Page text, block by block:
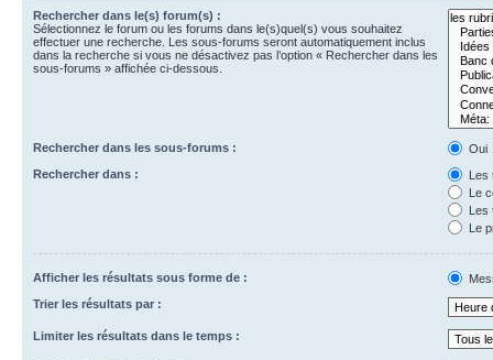
Rechercher dans le(s) forum(s) :
Sélectionnez le forum ou les forums dans le(s)quel(s) vous souhaitez
effectuer une recherche. Les sous-forums seront automatiquement inclus
dans la recherche si vous ne désactivez pas l’option « Rechercher dans les
sous-forums » affichée ci-dessous.
Rechercher dans les sous-forums :
Oui
Rechercher dans :
Les
Le
Les
Le
Afficher les résultats sous forme de :
Trier les résultats par :
Limiter les résultats dans le temps :